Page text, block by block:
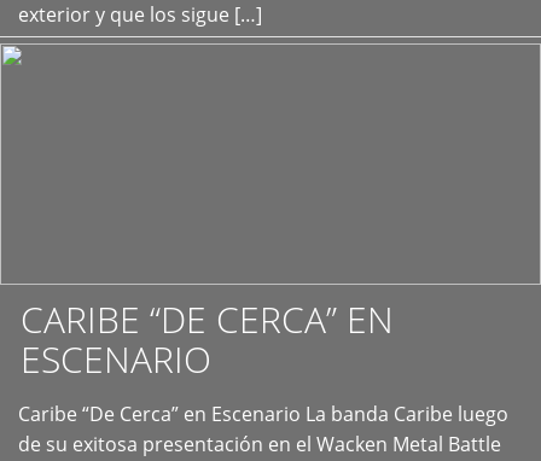
exterior y que los sigue […]
CARIBE “DE CERCA” EN
ESCENARIO
Caribe “De Cerca” en Escenario La banda Caribe luego
de su exitosa presentación en el Wacken Metal Battle